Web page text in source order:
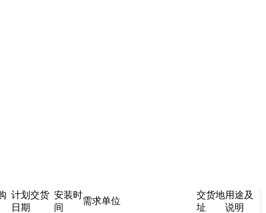
计划交货
日期
安装时
间
需求单位
交货地
址
用途及
说明